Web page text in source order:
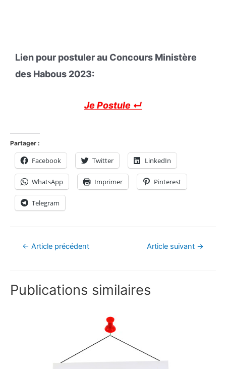
Lien pour postuler au Concours Ministère
des Habous 2023:
Je Postule ↵
Partager :
Facebook Twitter LinkedIn
WhatsApp Imprimer Pinterest
Telegram
← Article précédent Article suivant →
Publications similaires